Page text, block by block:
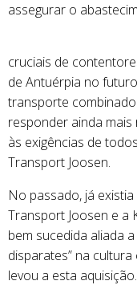
assegurar o
cruciais de
de Antuérpia no
transporte
responder ainda
às exigências de
Transport Joosen.
No passado, já
Transport Joosen e a
bem sucedida aliada
disparates” na
levou a esta aquisição.